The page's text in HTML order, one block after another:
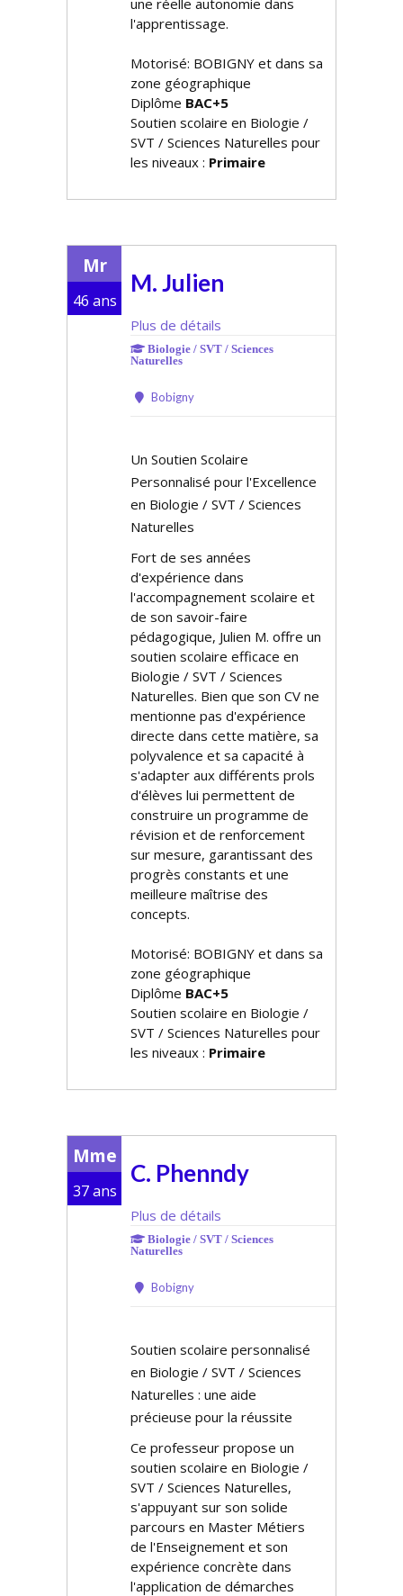
une réelle autonomie dans
l'apprentissage.
Motorisé: BOBIGNY et dans sa
zone géographique
Diplôme BAC+5
Soutien scolaire en Biologie /
SVT / Sciences Naturelles pour
les niveaux : Primaire
Mr
46 ans
M. Julien
Plus de détails
Biologie / SVT / Sciences
Naturelles
Bobigny
Un Soutien Scolaire
Personnalisé pour l'Excellence
en Biologie / SVT / Sciences
Naturelles
Fort de ses années
d'expérience dans
l'accompagnement scolaire et
de son savoir-faire
pédagogique, Julien M. offre un
soutien scolaire efficace en
Biologie / SVT / Sciences
Naturelles. Bien que son CV ne
mentionne pas d'expérience
directe dans cette matière, sa
polyvalence et sa capacité à
s'adapter aux différents profils
d'élèves lui permettent de
construire un programme de
révision et de renforcement
sur mesure, garantissant des
progrès constants et une
meilleure maîtrise des
concepts.
Motorisé: BOBIGNY et dans sa
zone géographique
Diplôme BAC+5
Soutien scolaire en Biologie /
SVT / Sciences Naturelles pour
les niveaux : Primaire
Mme
37 ans
C. Phenndy
Plus de détails
Biologie / SVT / Sciences
Naturelles
Bobigny
Soutien scolaire personnalisé
en Biologie / SVT / Sciences
Naturelles : une aide
précieuse pour la réussite
Ce professeur propose un
soutien scolaire en Biologie /
SVT / Sciences Naturelles,
s'appuyant sur son solide
parcours en Master Métiers
de l'Enseignement et son
expérience concrète dans
l'application de démarches